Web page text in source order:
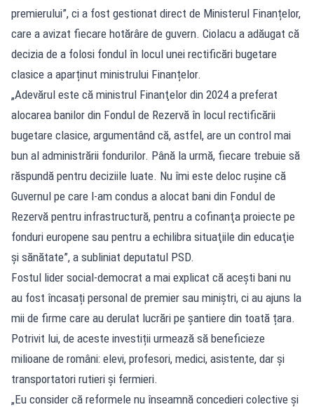
premierului”, ci a fost gestionat direct de Ministerul Finanțelor,
care a avizat fiecare hotărâre de guvern. Ciolacu a adăugat că
decizia de a folosi fondul în locul unei rectificări bugetare
clasice a aparținut ministrului Finanțelor.
„Adevărul este că ministrul Finanţelor din 2024 a preferat
alocarea banilor din Fondul de Rezervă în locul rectificării
bugetare clasice, argumentând că, astfel, are un control mai
bun al administrării fondurilor. Până la urmă, fiecare trebuie să
răspundă pentru deciziile luate. Nu îmi este deloc ruşine că
Guvernul pe care l-am condus a alocat bani din Fondul de
Rezervă pentru infrastructură, pentru a cofinanţa proiecte pe
fonduri europene sau pentru a echilibra situaţiile din educaţie
şi sănătate”, a subliniat deputatul PSD.
Fostul lider social-democrat a mai explicat că acești bani nu
au fost încasați personal de premier sau miniștri, ci au ajuns la
mii de firme care au derulat lucrări pe șantiere din toată țara.
Potrivit lui, de aceste investiții urmează să beneficieze
milioane de români: elevi, profesori, medici, asistente, dar și
transportatori rutieri și fermieri.
„Eu consider că reformele nu înseamnă concedieri colective şi